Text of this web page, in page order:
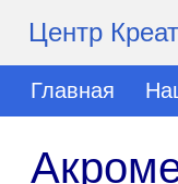
Центр
Главная